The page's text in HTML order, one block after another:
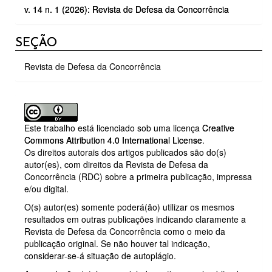
ARTIGO
v. 14 n. 1 (2026): Revista de Defesa da Concorrência
SEÇÃO
Revista de Defesa da Concorrência
Este trabalho está licenciado sob uma licença Creative
Commons Attribution 4.0 International License.
Os direitos autorais dos artigos publicados são do(s)
autor(es), com direitos da Revista de Defesa da
Concorrência (RDC) sobre a primeira publicação, impressa
e/ou digital.
O(s) autor(es) somente poderá(ão) utilizar os mesmos
resultados em outras publicações indicando claramente a
Revista de Defesa da Concorrência como o meio da
publicação original. Se não houver tal indicação,
considerar-se-á situação de autoplágio.